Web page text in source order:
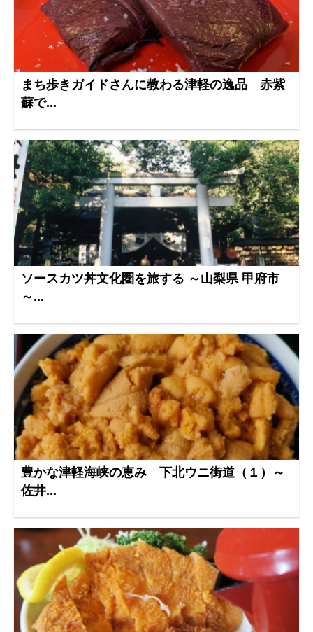
まち歩きガイドさんに教わる津軽の逸品 赤紫
蘇で...
ソースカツ丼文化圏を旅する ～山梨県 甲府市
～...
豊かな津軽海峡の恵み 下北ウニ街道（１）～
佐井...